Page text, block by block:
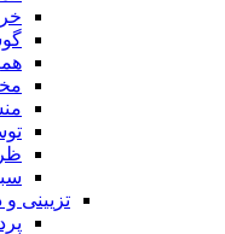
تزیینی